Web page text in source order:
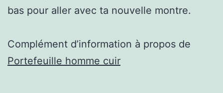
bas pour aller avec ta nouvelle montre.
Complément d’information à propos de
Portefeuille homme cuir